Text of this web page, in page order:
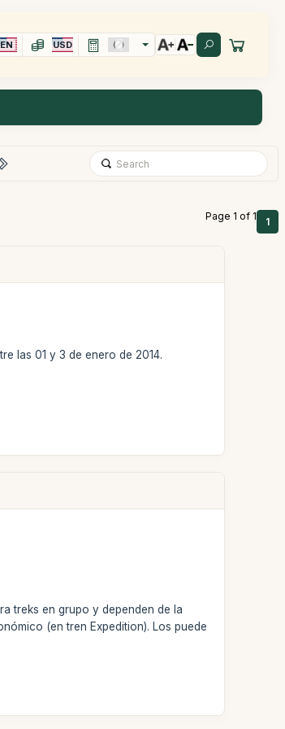
EN USD
Page 1 of 1 1
las 01 y 3 de enero de 2014.
treks en grupo y dependen de la
(en tren Expedition). Los puede